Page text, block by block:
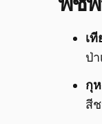
เ
ป่
กุ
สี